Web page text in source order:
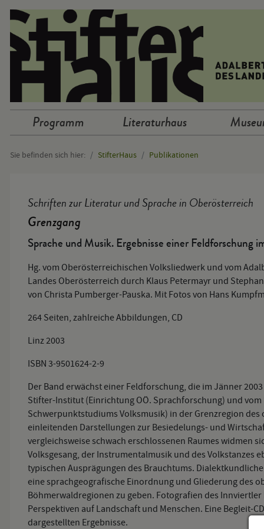
Sprunglinks
Hauptnavigation
Programm Literaturhaus
Sie befinden sich hier: StifterHaus Publikationen
Schriften zur Literatur und Sprache in Oberösterreich
Grenzgang
Sprache und Musik. Ergebnisse einer Feldforschung
Hg. vom Oberösterreichischen Volksliedwerk und vom
Landes Oberösterreich durch Klaus Petermayr und
von Christa Pumberger-Pauska. Mit Fotos von Hans
264 Seiten, zahlreiche Abbildungen, CD
Linz 2003
ISBN 3-9501624-2-9
Der Band erwächst einer Feldforschung, die im Jänner
Stifter-Institut (Einrichtung OÖ. Sprachforschung) und
Schwerpunktstudiums Volksmusik) in der Grenzregion
einleitenden Darstellungen zur Besiedelungs- und
vergleichsweise schwach erschlossenen Raumes widmen
Volksgesang, der Instrumentalmusik und des Volkstanzes
typischen Ausprägungen des Brauchtums.
eine sprachgeografische Einordnung und Gliederung des
Böhmerwaldregionen zu geben. Fotografien des
Perspektiven auf Landschaft und Menschen. Eine Begleit-
dargestellten Ergebnisse.